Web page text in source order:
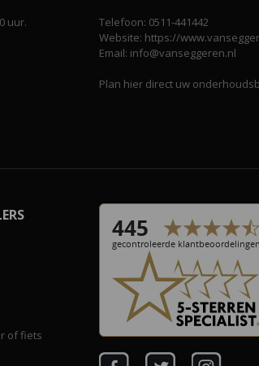
uur.
Telefoon: 0511-441442
Website: https://
Email: info@vanseggeren.nl
Plan hier direct uw
of fiets